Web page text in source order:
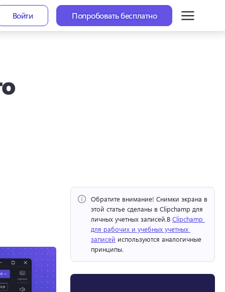
Войти Попробовать бесплатно
Обратите внимание! Снимки экрана в
этой статье сделаны в Clipchamp для
личных учетных записей.В Clipchamp
для рабочих и учебных учетных
записей используются аналогичные
принципы.